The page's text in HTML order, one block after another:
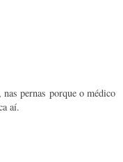
pernas porque o médico
aí.